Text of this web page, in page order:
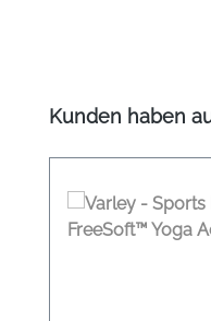
Produktgalerie
Kunden haben